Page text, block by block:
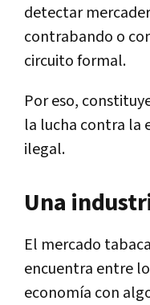
detectar
contrabando o
circuito formal.
Por eso,
la lucha contra la
ilegal.
Una
El mercado
encuentra entre
economía con